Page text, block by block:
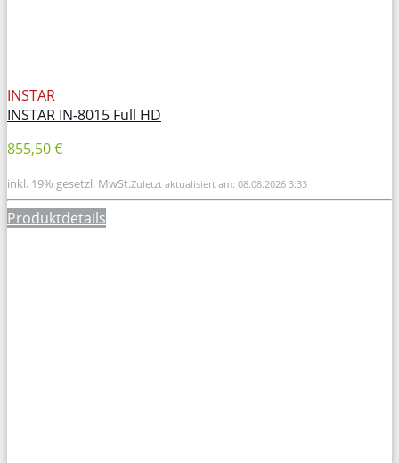
INSTAR
INSTAR IN-8015 Full HD
855,50 €
inkl. 19% gesetzl. MwSt.Zuletzt aktualisiert am: 08.08.2026 3:33
Produktdetails